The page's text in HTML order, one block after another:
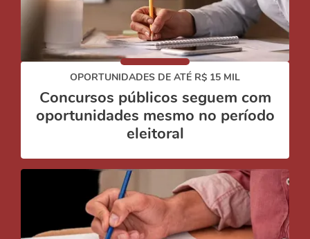
OPORTUNIDADES DE ATÉ R$ 15 MIL
Concursos públicos seguem com
oportunidades mesmo no período
eleitoral